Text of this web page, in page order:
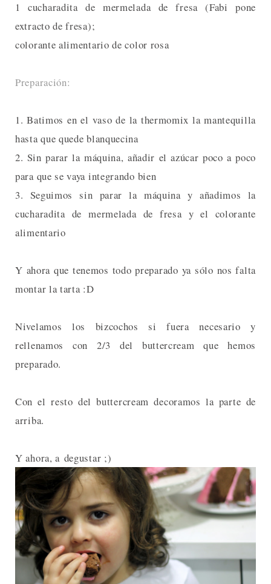
1 cucharadita de mermelada de fresa (Fabi pone
extracto de fresa);
colorante alimentario de color rosa
Preparación:
1. Batimos en el vaso de la thermomix la mantequilla
hasta que quede blanquecina
2. Sin parar la máquina, añadir el azúcar poco a poco
para que se vaya integrando bien
3. Seguimos sin parar la máquina y añadimos la
cucharadita de mermelada de fresa y el colorante
alimentario
Y ahora que tenemos todo preparado ya sólo nos falta
montar la tarta :D
Nivelamos los bizcochos si fuera necesario y
rellenamos con 2/3 del buttercream que hemos
preparado.
Con el resto del buttercream decoramos la parte de
arriba.
Y ahora, a degustar ;)